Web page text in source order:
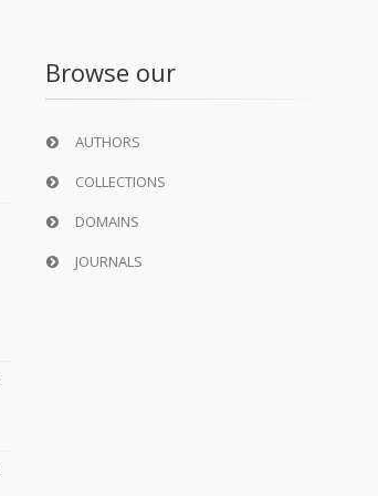
Browse our
AUTHORS
COLLECTIONS
DOMAINS
JOURNALS